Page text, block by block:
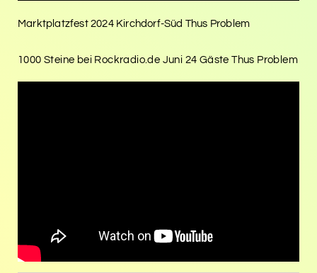
Marktplatzfest 2024 Kirchdorf-Süd Thus Problem
1000 Steine bei Rockradio.de Juni 24 Gäste Thus Problem